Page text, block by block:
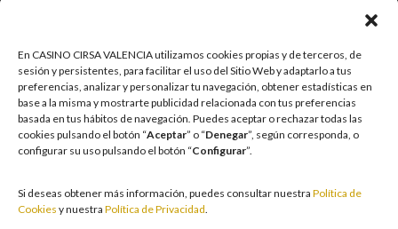
En CASINO CIRSA VALENCIA utilizamos cookies propias y de terceros, de
sesión y persistentes, para facilitar el uso del Sitio Web y adaptarlo a tus
preferencias, analizar y personalizar tu navegación, obtener estadísticas en
base a la misma y mostrarte publicidad relacionada con tus preferencias
basada en tus hábitos de navegación. Puedes aceptar o rechazar todas las
cookies pulsando el botón “Aceptar” o “Denegar”, según corresponda, o
configurar su uso pulsando el botón “Configurar”.
Si deseas obtener más información, puedes consultar nuestra Política de
Cookies y nuestra Política de Privacidad.
En el Grupo CIRSA promovemos una actitud responsable hacia el juego,
garantizando un entorno seguro y transparente para nuestros clientes y
facilitamos medidas e información para que el juego sea siempre diversión y
entretenimiento, sin utilizarse como vía para afrontar problemas económicos
o emocionales. El acceso está prohibido a menores de 18 años y a las
personas con acceso restringido conforme a los registros de prohibición y/o
autoexclusión que resulten aplicables. También trabajamos para reforzar una
cultura de prevención y concienciación sobre los posibles trastornos
las circunstancias individuales. Asimismo, desarrollamos y mejoramos de
forma continuada nuestra Cultura de Juego Responsable mediante la